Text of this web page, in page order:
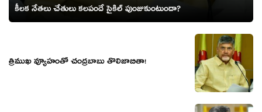
కీల‌క నేత‌లు చేతులు క‌ల‌పందే సైకిల్ పుంజుకుంటుందా?
త్రిముఖ వ్యూహంతో చంద్ర‌బాబు తొలిజాబితా!